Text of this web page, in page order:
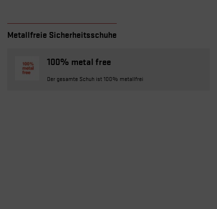
Metallfreie Sicherheitsschuhe
100% metal free
Der gesamte Schuh ist 100% metallfrei